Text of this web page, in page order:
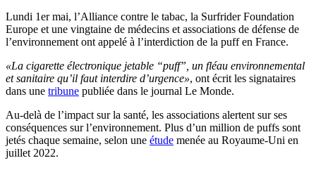
Lundi 1er mai, l’Alliance contre le tabac, la Surfrider Foundation
Europe et une vingtaine de médecins et associations de défense de
l’environnement ont appelé à l’interdiction de la puff en France.
«La cigarette électronique jetable “puff”, un fléau environnemental
et sanitaire qu’il faut interdire d’urgence», ont écrit les signataires
dans une tribune publiée dans le journal Le Monde.
Au-delà de l’impact sur la santé, les associations alertent sur ses
conséquences sur l’environnement. Plus d’un million de puffs sont
jetés chaque semaine, selon une étude menée au Royaume-Uni en
juillet 2022.